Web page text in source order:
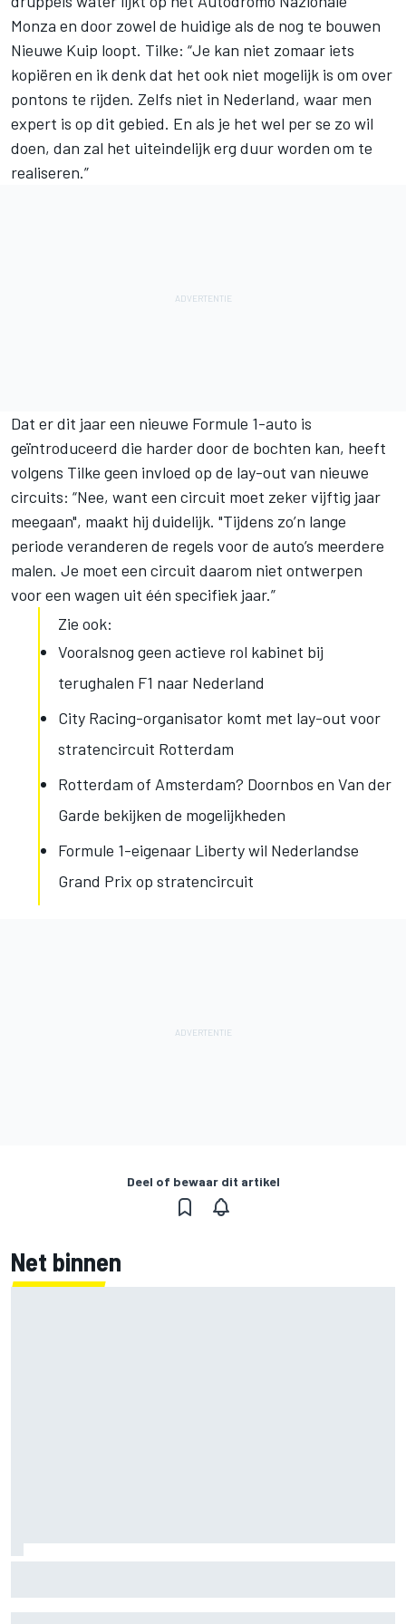
Monza en door zowel de huidige als de nog te bouwen
Nieuwe Kuip loopt. Tilke: “Je kan niet zomaar iets
kopiëren en ik denk dat het ook niet mogelijk is om over
pontons te rijden. Zelfs niet in Nederland, waar men
expert is op dit gebied. En als je het wel per se zo wil
doen, dan zal het uiteindelijk erg duur worden om te
realiseren.”
Dat er dit jaar een nieuwe Formule 1-auto is
geïntroduceerd die harder door de bochten kan, heeft
volgens Tilke geen invloed op de lay-out van nieuwe
circuits: “Nee, want een circuit moet zeker vijftig jaar
meegaan", maakt hij duidelijk. "Tijdens zo’n lange
periode veranderen de regels voor de auto’s meerdere
malen. Je moet een circuit daarom niet ontwerpen
voor een wagen uit één specifiek jaar.”
Zie ook:
Vooralsnog geen actieve rol kabinet bij
terughalen F1 naar Nederland
City Racing-organisator komt met lay-out voor
stratencircuit Rotterdam
Rotterdam of Amsterdam? Doornbos en Van der
Garde bekijken de mogelijkheden
Formule 1-eigenaar Liberty wil Nederlandse
Grand Prix op stratencircuit
Deel of bewaar dit artikel
Net binnen